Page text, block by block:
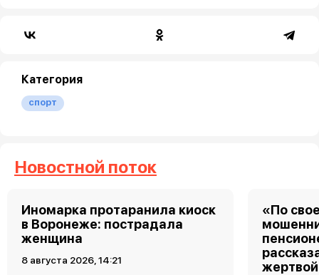
Категория
спорт
Новостной поток
Иномарка протаранила киоск
в Воронеже: пострадала
женщина
8 августа 2026, 14:21
«По